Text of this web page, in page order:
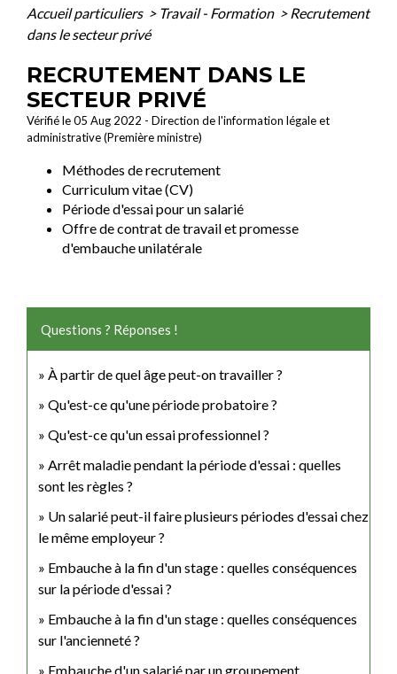
Accueil particuliers > Travail - Formation > Recrutement
dans le secteur privé
RECRUTEMENT DANS LE
SECTEUR PRIVÉ
Vérifié le 05 Aug 2022 - Direction de l'information légale et
administrative (Première ministre)
Méthodes de recrutement
Curriculum vitae (CV)
Période d'essai pour un salarié
Offre de contrat de travail et promesse
d'embauche unilatérale
Questions ? Réponses !
À partir de quel âge peut-on travailler ?
Qu'est-ce qu'une période probatoire ?
Qu'est-ce qu'un essai professionnel ?
Arrêt maladie pendant la période d'essai : quelles
sont les règles ?
Un salarié peut-il faire plusieurs périodes d'essai chez
le même employeur ?
Embauche à la fin d'un stage : quelles conséquences
sur la période d'essai ?
Embauche à la fin d'un stage : quelles conséquences
sur l'ancienneté ?
Embauche d'un salarié par un groupement